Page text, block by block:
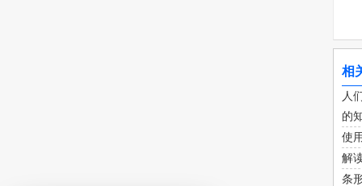
相
人
的
使
解
条